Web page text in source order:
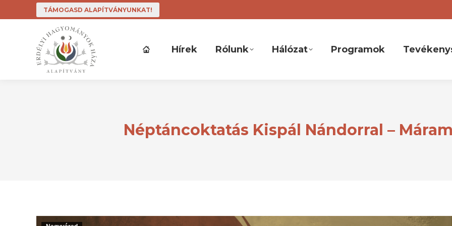
TÁMOGASD ALAPÍTVÁNYUNKAT!
Hírek Rólunk Hálózat Programok
Néptáncoktatás Kispál Nándorral –